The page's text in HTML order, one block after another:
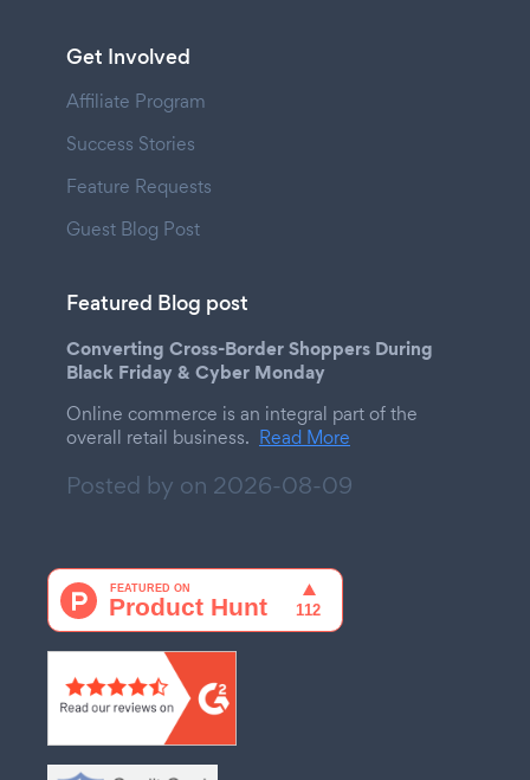
Get Involved
Affiliate Program
Success Stories
Feature Requests
Guest Blog Post
Featured Blog post
Converting Cross-Border Shoppers During
Black Friday & Cyber Monday
Online commerce is an integral part of the
overall retail business. Read More
Posted by on 2026-08-09